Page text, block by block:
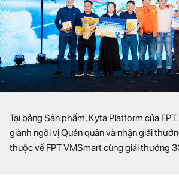
Tại bảng Sản phẩm, Kyta Platform của
giành ngôi vị Quán quân và nhận giải
thuộc về FPT VMSmart cùng giải thưởng